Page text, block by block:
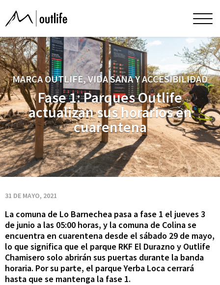
Fase
1:
Parques
Outlife
actualizan
sus
horarios
en
cuarentena
Menu
MARCA OUTLIFE, VIDA SANA Y ACCESIBILIDAD
Fase 1: Parques Outlife
actualizan sus horarios en
cuarentena
31 DE MAYO, 2021
La comuna de Lo Barnechea pasa a fase 1 el jueves 3
de junio a las 05:00 horas, y la comuna de Colina se
encuentra en cuarentena desde el sábado 29 de mayo,
lo que significa que el parque RKF El Durazno y Outlife
Chamisero solo abrirán sus puertas durante la banda
horaria. Por su parte, el parque Yerba Loca cerrará
hasta que se mantenga la fase 1.